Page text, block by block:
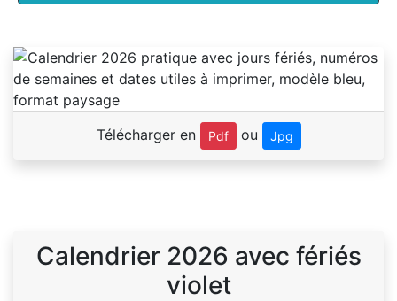
Télécharger en Pdf ou Jpg
Calendrier 2026 avec fériés
violet